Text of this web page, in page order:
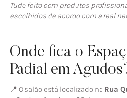
Tudo feito com produtos
escolhidos de acordo com a real
Onde fica o
Padial em
📍 O salão está localizado na Rua